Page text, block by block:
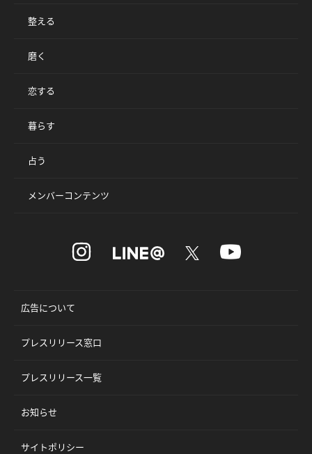
整える
磨く
恋する
暮らす
占う
メンバーコンテンツ
広告について
プレスリリース窓口
プレスリリース一覧
お知らせ
サイトポリシー